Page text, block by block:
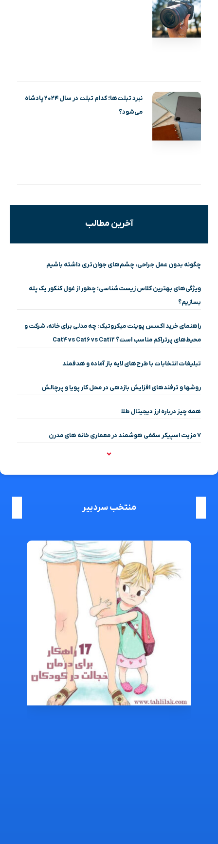
نبرد تبلت‌ها؛ کدام تبلت در سال ۲۰۲۴ پادشاه
می‌شود؟
آخرین مطالب
چگونه بدون عمل جراحی، چشم‌های جوان‌تری داشته باشیم
ویژگی‌های بهترین کلاس زیست‌شناسی؛ چطور از غول کنکور یک پله
بسازیم؟
راهنمای خرید اکسس پوینت میکروتیک: چه مدلی برای خانه، شرکت و
محیط‌های پرتراکم مناسب است؟ Cat4 vs Cat6 vs Cat12
تبلیغات انتخابات با طرح‌های لایه باز آماده و هدفمند
روشها و ترفندهای افزایش بازدهی در محل کار پویا و پرچالش
همه چیز درباره ارز دیجیتال طلا
۷ مزیت اسپیکر سقفی هوشمند در معماری خانه‌ های مدرن
منتخب سردبیر